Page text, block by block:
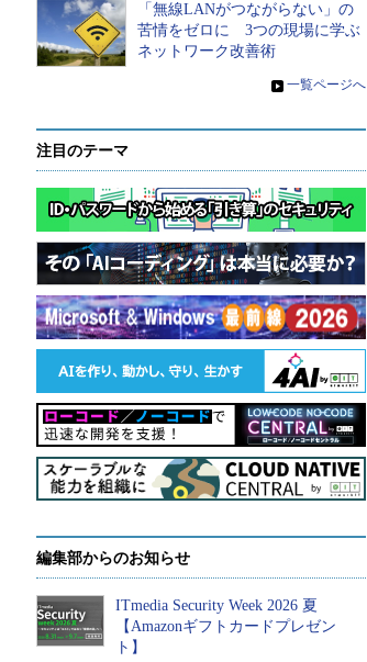
「無線LANがつながらない」の
苦情をゼロに 3つの現場に学ぶ
ネットワーク改善術
» 一覧ページへ
注目のテーマ
編集部からのお知らせ
ITmedia Security Week 2026 夏
【Amazonギフトカードプレゼン
ト】